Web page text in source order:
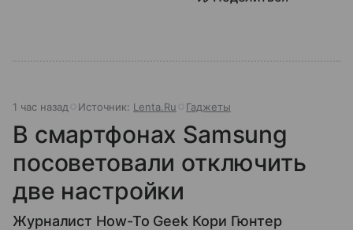
1 час назад Источник: Lenta.Ru Гаджеты
В смартфонах Samsung
посоветовали отключить
две настройки
Журналист How-To Geek Кори Гюнтер